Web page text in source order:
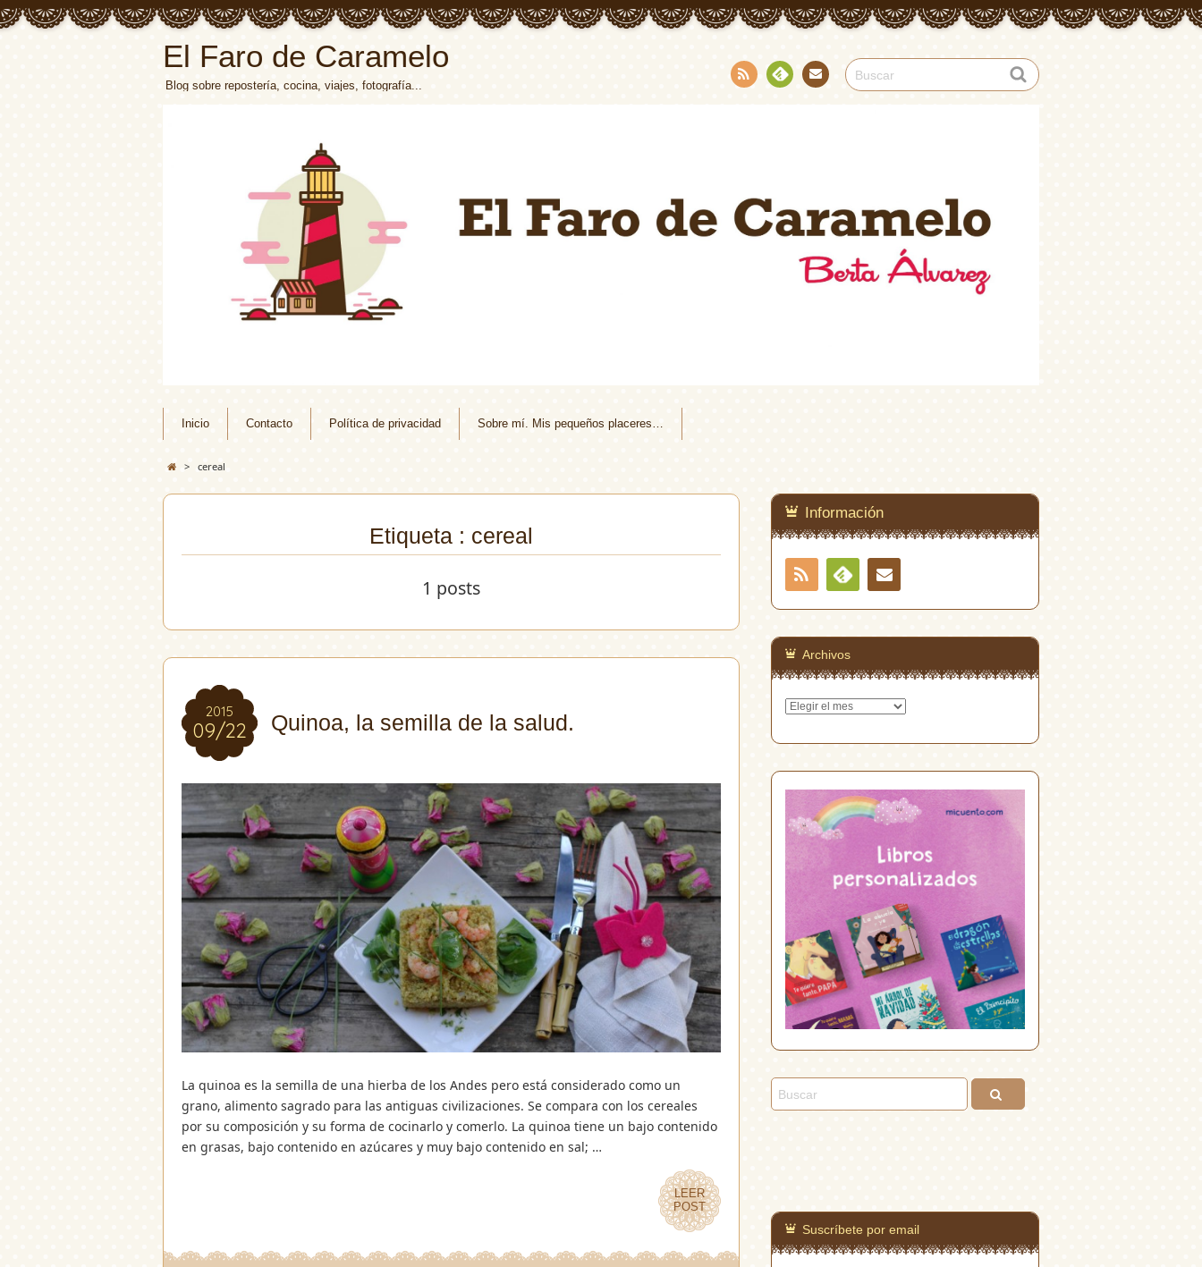
El Faro de Caramelo
Blog sobre repostería, cocina, viajes, fotografía...
Inicio Contacto Política de privacidad Sobre mí. Mis pequeños placeres…
> cereal
Etiqueta : cereal
1 posts
2015
09/22
2015
09/22 Quinoa, la semilla de la salud.
La quinoa es la semilla de una hierba de los Andes pero está considerado como un
grano, alimento sagrado para las antiguas civilizaciones. Se compara con los cereales
por su composición y su forma de cocinarlo y comerlo. La quinoa tiene un bajo contenido
en grasas, bajo contenido en azúcares y muy bajo contenido en sal; …
LEER
POST
LEER
POST
Información
RSS
Feedly
Archivos
Archivos
Suscríbete por email